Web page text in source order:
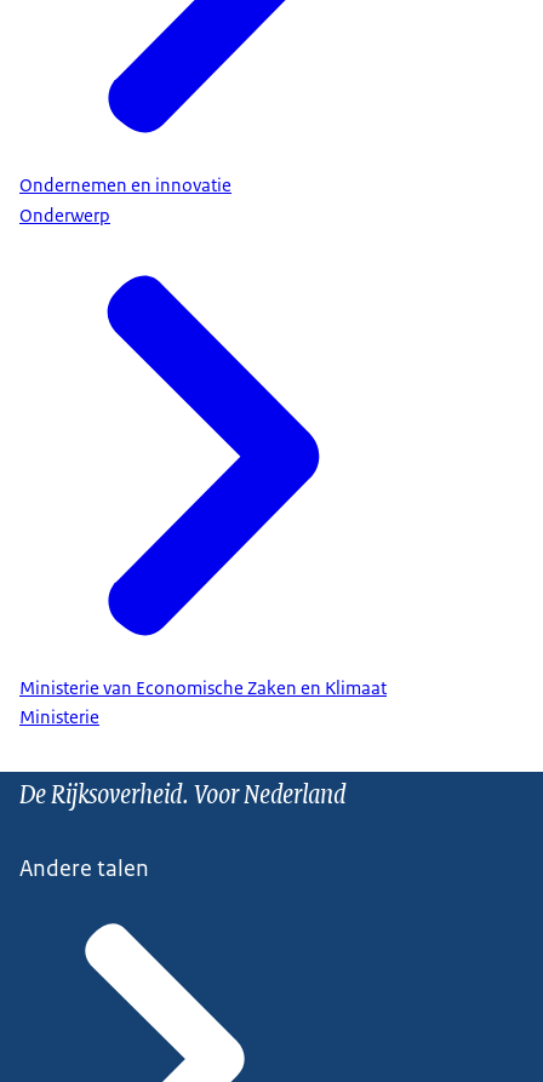
Ondernemen en innovatie
Onderwerp
Ministerie van Economische Zaken en Klimaat
Ministerie
De Rijksoverheid. Voor Nederland
Andere talen